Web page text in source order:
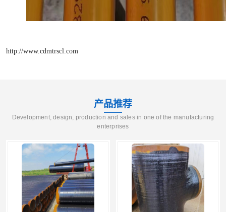
http://www.cdmtrscl.com
产品推荐
Development, design, production and sales in one of the manufacturing
enterprises